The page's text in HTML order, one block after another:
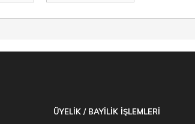
ÜYELİK / BAYİLİK İŞLEMLERİ